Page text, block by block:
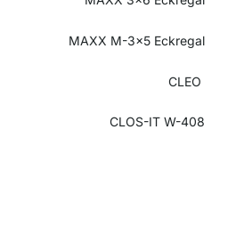
MAXX M-3x5 Eckregal
CLEO
CLOS-IT W-408